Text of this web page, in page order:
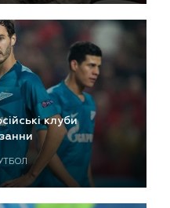
клуби